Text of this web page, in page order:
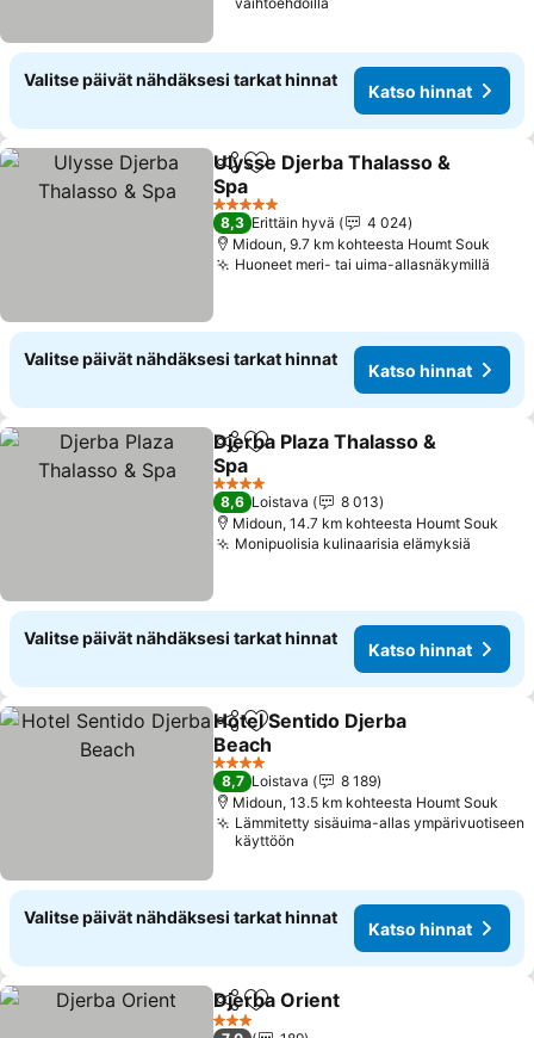
Valitse päivät nähdäksesi tarkat hinnat
Katso hinnat
Jaa Lisää suosikkeihin
Ulysse Djerba Thalasso &
Spa
5 Tähtiluokitus
8,3 Erittäin hyvä
4 024
Midoun, 9.7 km kohteesta Houmt Souk
Huoneet meri- tai uima-allasnäkymillä
Valitse päivät nähdäksesi tarkat hinnat
Katso hinnat
Jaa Lisää suosikkeihin
Djerba Plaza Thalasso &
Spa
4 Tähtiluokitus
8,6 Loistava
8 013
Midoun, 14.7 km kohteesta Houmt Souk
Monipuolisia kulinaarisia elämyksiä
Valitse päivät nähdäksesi tarkat hinnat
Katso hinnat
Jaa Lisää suosikkeihin
Hotel Sentido Djerba
Beach
4 Tähtiluokitus
8,7 Loistava
8 189
Midoun, 13.5 km kohteesta Houmt Souk
Lämmitetty sisäuima-allas ympärivuotiseen
käyttöön
Valitse päivät nähdäksesi tarkat hinnat
Katso hinnat
Jaa Lisää suosikkeihin
Djerba Orient
3 Tähtiluokitus